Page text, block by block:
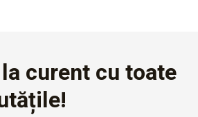
curent cu toate